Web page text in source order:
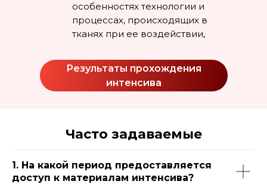
особенностях технологии и
процессах, происходящих в
тканях при ее воздействии,
компетентности и расширив
возможности использования
терапевтического RF.
Результаты прохождения
интенсива
Часто задаваемые
1. На какой период предоставляется
доступ к материалам интенсива?